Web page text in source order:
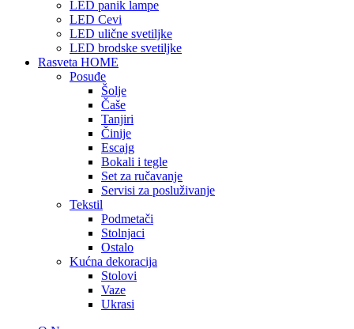
LED panik lampe
LED Cevi
LED ulične svetiljke
LED brodske svetiljke
Rasveta HOME
Posuđe
Šolje
Čaše
Tanjiri
Činije
Escajg
Bokali i tegle
Set za ručavanje
Servisi za posluživanje
Tekstil
Podmetači
Stolnjaci
Ostalo
Kućna dekoracija
Stolovi
Vaze
Ukrasi